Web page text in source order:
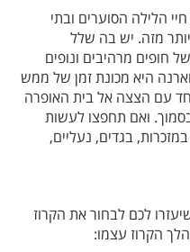
הלילה הסוערים ובתי
מזה. יש בה שלל
חופים מרהיבים ונופים
היא מכונת זמן של ממש
עם הצצה אל בית האופרה
ואם תחפצו לעשות
בגדים, נעליים,
לכם לבחור את הקרוז
הקרוז עצמו: